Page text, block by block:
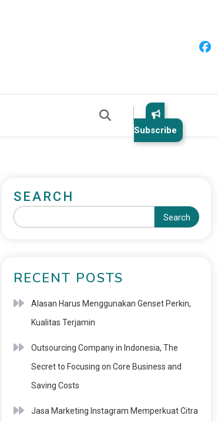
Subscribe
SEARCH
Search
RECENT POSTS
Alasan Harus Menggunakan Genset Perkin,
Kualitas Terjamin
Outsourcing Company in Indonesia, The
Secret to Focusing on Core Business and
Saving Costs
Jasa Marketing Instagram Memperkuat Citra